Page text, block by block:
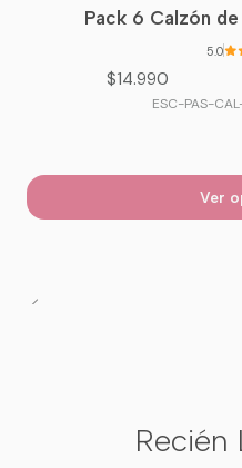
Pack 6 Calzón
5.0
$14.990
ESC-PAS-
Ver
Recién